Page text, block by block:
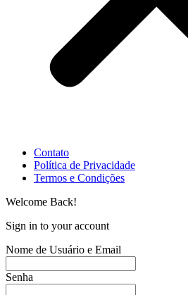
Contato
Política de Privacidade
Termos e Condições
Welcome Back!
Sign in to your account
Nome de Usuário e Email
Senha